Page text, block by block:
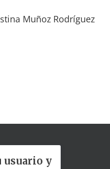
Muñoz Rodríguez
usuario y